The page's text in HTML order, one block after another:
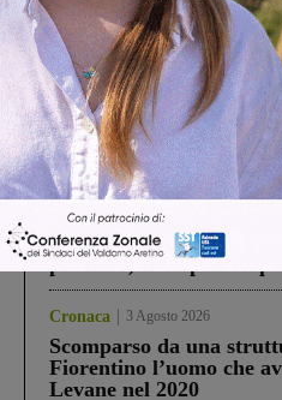
Figline Incisa Valdarno 1
Piscina di Figline
Pnrr, il gruppo di
ringraziamento al
Cronaca 4 Agosto 2026
Un anno fa la strage in
Gianni, Giulia e
processo, lo stop ai
Cronaca 3 Agosto 2026
Scomparso da una
Fiorentino l’uomo che
Levane nel 2020